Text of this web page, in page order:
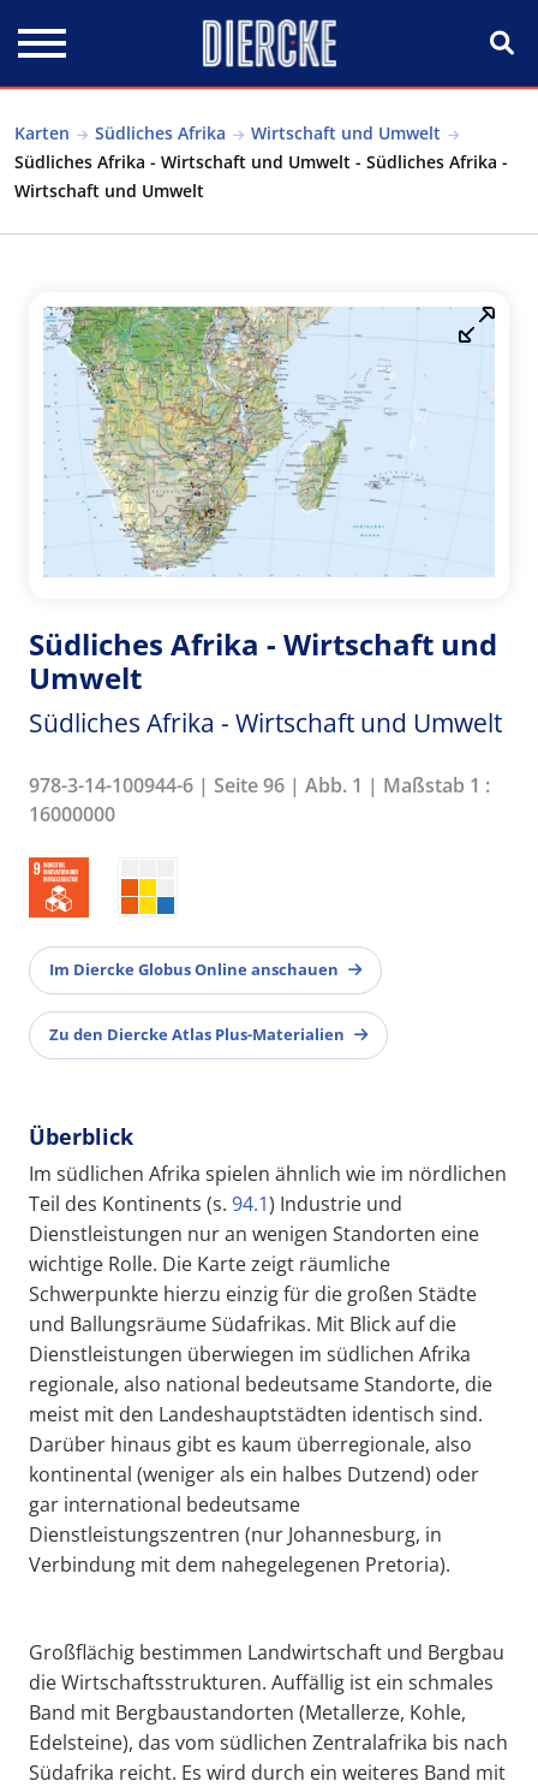
Karten Südliches Afrika
Wirtschaft und Umwelt
Südliches Afrika - Wirtschaft und Umwelt - Südliches Afrika -
Wirtschaft und Umwelt
Südliches Afrika - Wirtschaft und
Umwelt
Südliches Afrika - Wirtschaft und Umwelt
978-3-14-100944-6 | Seite 96 | Abb. 1 | Maßstab 1 :
16000000
Im Diercke Globus Online anschauen
Zu den Diercke Atlas Plus-Materialien
Überblick
Im südlichen Afrika spielen ähnlich wie im nördlichen
Teil des Kontinents (s. 94.1) Industrie und
Dienstleistungen nur an wenigen Standorten eine
wichtige Rolle. Die Karte zeigt räumliche
Schwerpunkte hierzu einzig für die großen Städte
und Ballungsräume Südafrikas. Mit Blick auf die
Dienstleistungen überwiegen im südlichen Afrika
regionale, also national bedeutsame Standorte, die
meist mit den Landeshauptstädten identisch sind.
Darüber hinaus gibt es kaum überregionale, also
kontinental (weniger als ein halbes Dutzend) oder
gar international bedeutsame
Dienstleistungszentren (nur Johannesburg, in
Verbindung mit dem nahegelegenen Pretoria).
Großflächig bestimmen Landwirtschaft und Bergbau
die Wirtschaftsstrukturen. Auffällig ist ein schmales
Band mit Bergbaustandorten (Metallerze, Kohle,
Edelsteine), das vom südlichen Zentralafrika bis nach
Südafrika reicht. Es wird durch ein weiteres Band mit